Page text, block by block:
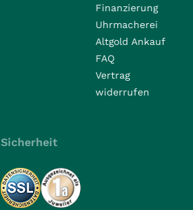
Finanzierung
Uhrmacherei
Altgold Ankauf
FAQ
Vertrag
widerrufen
Sicherheit